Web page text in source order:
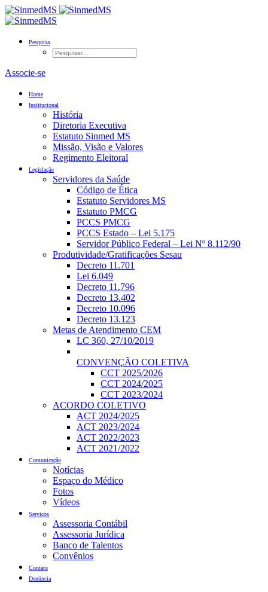
Pesquisa
Associe-se
Home
Institucional
História
Diretoria Executiva
Estatuto Sinmed MS
Missão, Visão e Valores
Regimento Eleitoral
Legislação
Servidores da Saúde
Código de Ética
Estatuto Servidores MS
Estatuto PMCG
PCCS PMCG
PCCS Estado – Lei 5.175
Servidor Público Federal – Lei Nº 8.112/90
Produtividade/Gratificações Sesau
Decreto 11.701
Lei 6.049
Decreto 11.796
Decreto 13.402
Decreto 10.096
Decreto 13.123
Metas de Atendimento CEM
LC 360, 27/10/2019
CONVENÇÃO COLETIVA
CCT 2025/2026
CCT 2024/2025
CCT 2023/2024
ACORDO COLETIVO
ACT 2024/2025
ACT 2023/2024
ACT 2022/2023
ACT 2021/2022
Comunicação
Notícias
Espaço do Médico
Fotos
Vídeos
Serviços
Assessoria Contábil
Assessoria Jurídica
Banco de Talentos
Convênios
Contato
Denúncia